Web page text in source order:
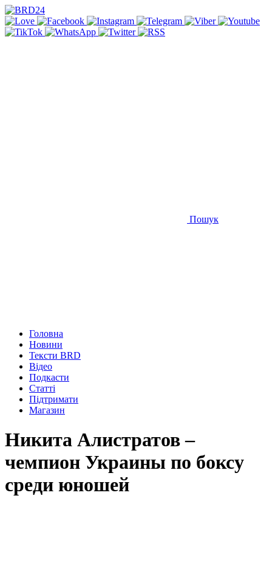
Пошук
Головна
Новини
Тексти BRD
Відео
Подкасти
Статті
Підтримати
Магазин
Никита Алистратов –
чемпион Украины по боксу
среди юношей